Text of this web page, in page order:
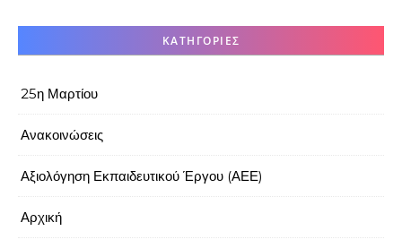
KΑΤΗΓΟΡΊΕΣ
25η Μαρτίου
Ανακοινώσεις
Αξιολόγηση Εκπαιδευτικού Έργου (ΑΕΕ)
Αρχική